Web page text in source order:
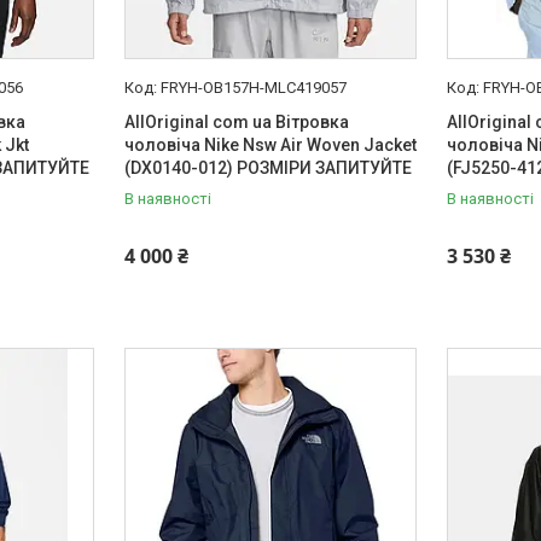
Jkt
FRYH-OB157H-MLC419057
AllOriginal com ua Вітровка
чоловіча Nike Nsw Air Woven Jacket
(DX0140-012) РОЗМІРИ ЗАПИТУЙТЕ
В наявності
4 000 ₴
FRYH-
AllOriginal
чоловіча
(FJ5250-
В наявності
3 530 ₴